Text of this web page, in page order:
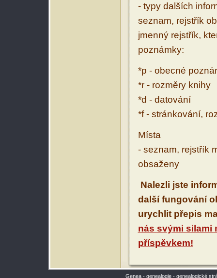
- typy dalších
seznam, rejstřík
jmenný rejstřík,
poznámky:
*p - obecné
*r - rozměry knihy
*d - datování
*f - stránkování,
Místa
- seznam, rejstřík
obsaženy
Nalezli jste
další fungování
urychlit přepis
nás svými silami
příspěvkem!
Genea - genealogie - genealogické